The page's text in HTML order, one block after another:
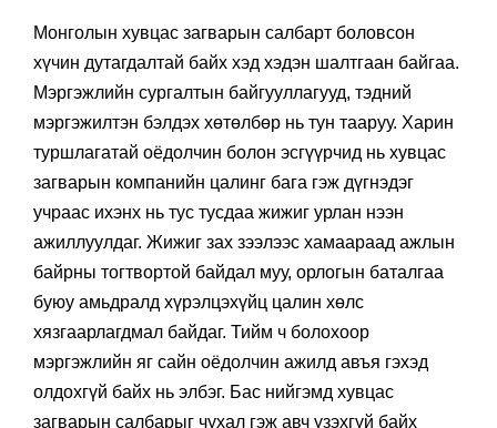
Монголын хувцас загварын салбарт боловсон
хүчин дутагдалтай байх хэд хэдэн шалтгаан байгаа.
Мэргэжлийн сургалтын байгууллагууд, тэдний
мэргэжилтэн бэлдэх хөтөлбөр нь тун тааруу. Харин
туршлагатай оёдолчин болон эсгүүрчид нь хувцас
загварын компанийн цалинг бага гэж дүгнэдэг
учраас ихэнх нь тус тусдаа жижиг урлан нээн
ажиллуулдаг. Жижиг зах зээлээс хамаараад ажлын
байрны тогтвортой байдал муу, орлогын баталгаа
буюу амьдралд хүрэлцэхүйц цалин хөлс
хязгаарлагдмал байдаг. Тийм ч болохоор
мэргэжлийн яг сайн оёдолчин ажилд авъя гэхэд
олдохгүй байх нь элбэг. Бас нийгэмд хувцас
загварын салбарыг чухал гэж авч үзэхгүй байх